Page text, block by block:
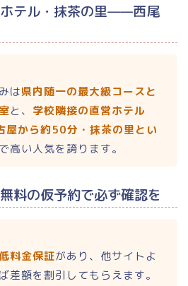
テル・抹茶の里——西尾
は県内随一の最大級コースと
と、 学校隣接の直営ホテル
屋から約50分・抹茶の里とい
高い人気を誇ります。
料の仮予約で必ず確認を
料金保証があり、他サイトよ
差額を割引してもらえます。